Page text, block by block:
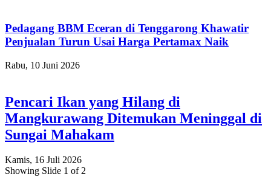
Pedagang BBM Eceran di Tenggarong Khawatir
Penjualan Turun Usai Harga Pertamax Naik
Rabu, 10 Juni 2026
Pencari Ikan yang Hilang di
Mangkurawang Ditemukan Meninggal di
Sungai Mahakam
Kamis, 16 Juli 2026
Showing Slide 1 of 2